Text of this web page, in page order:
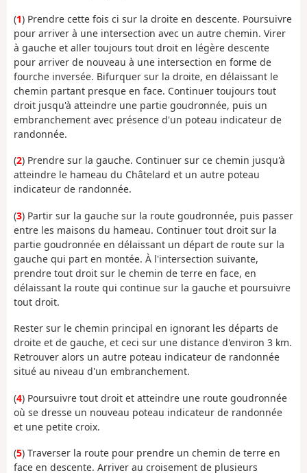
(1) Prendre cette fois ci sur la droite en descente. Poursuivre
pour arriver à une intersection avec un autre chemin. Virer
à gauche et aller toujours tout droit en légère descente
pour arriver de nouveau à une intersection en forme de
fourche inversée. Bifurquer sur la droite, en délaissant le
chemin partant presque en face. Continuer toujours tout
droit jusqu'à atteindre une partie goudronnée, puis un
embranchement avec présence d'un poteau indicateur de
randonnée.
(2) Prendre sur la gauche. Continuer sur ce chemin jusqu'à
atteindre le hameau du Châtelard et un autre poteau
indicateur de randonnée.
(3) Partir sur la gauche sur la route goudronnée, puis passer
entre les maisons du hameau. Continuer tout droit sur la
partie goudronnée en délaissant un départ de route sur la
gauche qui part en montée. À l'intersection suivante,
prendre tout droit sur le chemin de terre en face, en
délaissant la route qui continue sur la gauche et poursuivre
tout droit.
Rester sur le chemin principal en ignorant les départs de
droite et de gauche, et ceci sur une distance d'environ 3 km.
Retrouver alors un autre poteau indicateur de randonnée
situé au niveau d'un embranchement.
(4) Poursuivre tout droit et atteindre une route goudronnée
où se dresse un nouveau poteau indicateur de randonnée
et une petite croix.
(5) Traverser la route pour prendre un chemin de terre en
face en descente. Arriver au croisement de plusieurs